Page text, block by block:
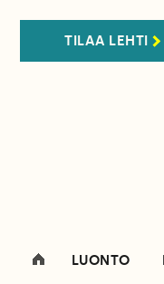
TILAA LEHTI
LUONTO